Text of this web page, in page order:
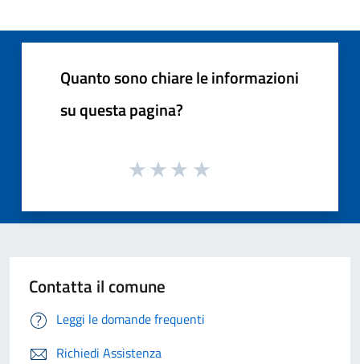
Quanto sono chiare le informazioni
su questa pagina?
Contatta il comune
Leggi le domande frequenti
Richiedi Assistenza